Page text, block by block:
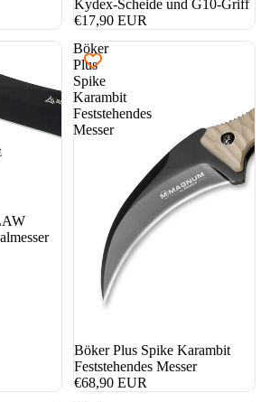
Kydex-Scheide und G10-Griff
€17,90 EUR
Böker
Plus
Spike
Karambit
Feststehendes
Messer
Böker Plus Spike Karambit
Feststehendes Messer
€68,90 EUR